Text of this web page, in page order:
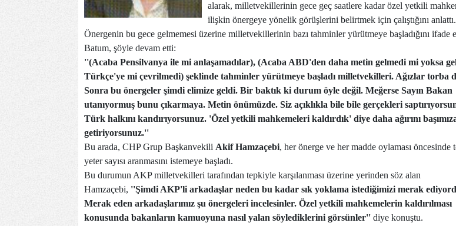
alarak, milletvekillerinin gece geç saatlere kadar özel yetkili
ilişkin önergeye yönelik görüşlerini belirtmek için çalıştığını anlattı.
Önergenin bu gece gelmemesi üzerine milletvekillerinin bazı tahminler yürütmeye başladığını ifade
Batum, şöyle devam etti:
''(Acaba Pensilvanya ile mi anlaşamadılar), (Acaba ABD'den daha metin gelmedi mi yoksa
Türkçe'ye mi çevrilmedi) şeklinde tahminler yürütmeye başladı milletvekilleri. Ağızlar torba
Sonra bu önergeler şimdi elimize geldi. Bir baktık ki durum öyle değil. Meğerse Sayın Bakan
utanıyormuş bunu çıkarmaya. Metin önümüzde. Siz açıklıkla bile bile gerçekleri
Türk halkını kandırıyorsunuz. 'Özel yetkili mahkemeleri kaldırdık' diye daha ağırını
getiriyorsunuz.''
Bu arada, CHP Grup Başkanvekili Akif Hamzaçebi, her önerge ve her madde oylaması öncesinde
yeter sayısı aranmasını istemeye başladı.
Bu durumun AKP milletvekilleri tarafından tepkiyle karşılanması üzerine yerinden söz alan
Hamzaçebi, ''Şimdi AKP'li arkadaşlar neden bu kadar sık yoklama istediğimizi merak
Merak eden arkadaşlarımız şu önergeleri incelesinler. Özel yetkili mahkemelerin kaldırılması
konusunda bakanların kamuoyuna nasıl yalan söylediklerini görsünler'' diye konuştu.